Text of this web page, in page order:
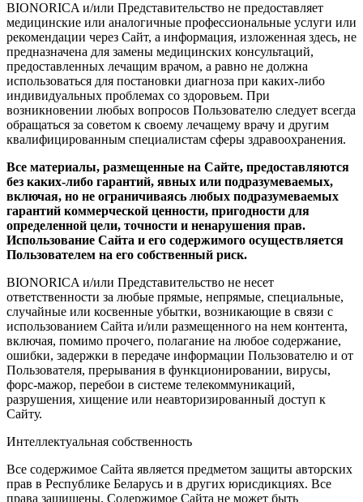
BIONORICA и/или Представительство не предоставляет
медицинские или аналогичные профессиональные услуги или
рекомендации через Сайт, а информация, изложенная здесь, не
предназначена для замены медицинских консультаций,
предоставленных лечащим врачом, а равно не должна
использоваться для постановки диагноза при каких-либо
индивидуальных проблемах со здоровьем. При
возникновении любых вопросов Пользователю следует всегда
обращаться за советом к своему лечащему врачу и другим
квалифицированным специалистам сферы здравоохранения.
Все материалы, размещенные на Сайте, предоставляются
без каких-либо гарантий, явных или подразумеваемых,
включая, но не ограничиваясь любых подразумеваемых
гарантий коммерческой ценности, пригодности для
определенной цели, точности и ненарушения прав.
Использование Сайта и его содержимого осуществляется
Пользователем на его собственный риск.
BIONORICA и/или Представительство не несет
ответственности за любые прямые, непрямые, специальные,
случайные или косвенные убытки, возникающие в связи с
использованием Сайта и/или размещенного на нем контента,
включая, помимо прочего, полагание на любое содержание,
ошибки, задержки в передаче информации Пользователю и от
Пользователя, прерывания в функционировании, вирусы,
форс-мажор, перебои в системе телекоммуникаций,
разрушения, хищение или неавторизированный доступ к
Сайту.
Интеллектуальная собственность
Все содержимое Сайта является предметом защиты авторских
прав в Республике Беларусь и в других юрисдикциях. Все
права защищены. Содержимое Сайта не может быть